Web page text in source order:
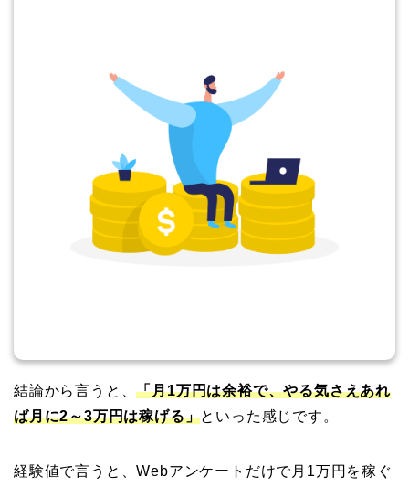
結論から言うと、「月1万円は余裕で、やる気さえあれ
ば月に2～3万円は稼げる」といった感じです。
経験値で言うと、Webアンケートだけで月1万円を稼ぐ